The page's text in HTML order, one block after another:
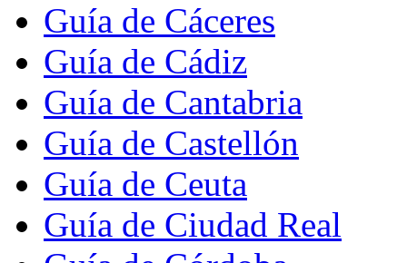
Guía de Cáceres
Guía de Cádiz
Guía de Cantabria
Guía de Castellón
Guía de Ceuta
Guía de Ciudad Real